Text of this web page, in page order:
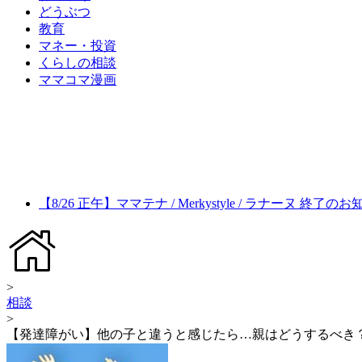
どうぶつ
教育
マネー・投資
くらしの相談
ママコマ漫画
【8/26 正午】ママテナ / Merkystyle / ラナーヌ 終了のお
>
相談
>
【発達障がい】他の子と違うと感じたら…親はどうするべき